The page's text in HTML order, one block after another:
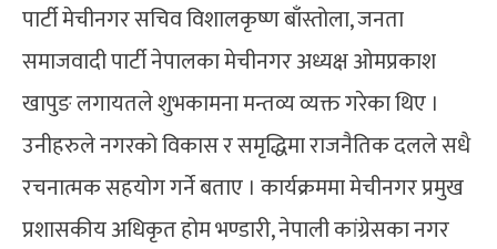
पार्टी मेचीनगर सचिव विशालकृष्ण बाँस्तोला, जनता
समाजवादी पार्टी नेपालका मेचीनगर अध्यक्ष ओमप्रकाश
खापुङ लगायतले शुभकामना मन्तव्य व्यक्त गरेका थिए ।
उनीहरुले नगरको विकास र समृद्धिमा राजनैतिक दलले सधै
रचनात्मक सहयोग गर्ने बताए । कार्यक्रममा मेचीनगर प्रमुख
प्रशासकीय अधिकृत होम भण्डारी, नेपाली कांग्रेसका नगर